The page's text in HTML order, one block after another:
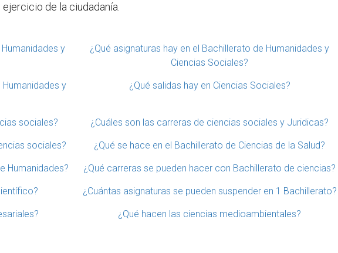
de la ciudadanía.
y
¿Qué asignaturas hay en el Bachillerato de Humanidades y
Ciencias Sociales?
y
¿Qué salidas hay en Ciencias Sociales?
sociales? ¿Cuáles son las carreras de ciencias sociales y Juridicas?
sociales? ¿Qué se hace en el Bachillerato de Ciencias de la Salud?
Humanidades? ¿Qué carreras se pueden hacer con Bachillerato de ciencias?
¿Cuántas asignaturas se pueden suspender en 1 Bachillerato?
¿Qué hacen las ciencias medioambientales?